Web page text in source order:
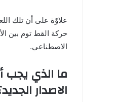
علاوًة على أن تلك
حركة القط توم بين
الاصطناعي.
ما الذي يجب
الاصدار